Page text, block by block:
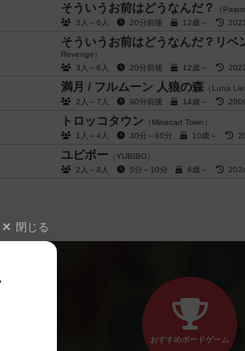
そういうお前はどうなんだ？
（
3人～6人
20分前後 12歳～
そういうお前はどうなんだ？リベ
Revenge）
3人～6人
20分前後 12歳～
満月 / フルムーン 人狼の森 （Luna
2人～7人
90分前後 14歳～
トロッコタウン （Minecart Town）
1人～4人
30分～60分 10歳～
ユビボー （YUBIBO）
2人～8人
5分～10分 6歳～
閉じる
おすすめボードゲーム